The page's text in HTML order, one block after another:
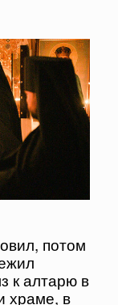
потом
к алтарю в
храме, в